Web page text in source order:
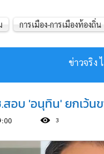
ข่าวจริง
การเมือง-การเมืองท้องถิ่น
.สอบ 'อนุทิน' ยกเ
3